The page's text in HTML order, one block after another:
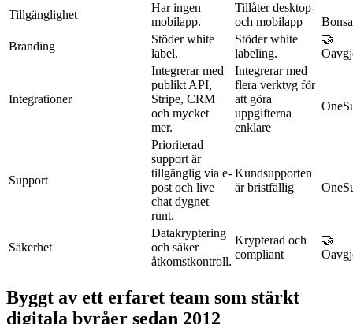
Tillgänglighet
Har ingen
mobilapp.
Tillåter desktop-
och mobilapp
Branding
Stöder white
label.
Stöder white
labeling.
🤝
Integrationer
Integrerar med
publikt API,
Stripe, CRM
och mycket
mer.
Integrerar med
flera verktyg för
att göra
uppgifterna
enklare
Support
Prioriterad
support är
tillgänglig via e-
post och live
chat dygnet
runt.
Kundsupporten
är bristfällig
Säkerhet
Datakryptering
och säker
åtkomstkontroll.
Krypterad och
compliant
🤝
Byggt av ett erfaret team som stärkt
digitala byråer sedan 2012